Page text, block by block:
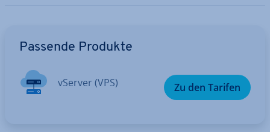
Passende Produkte
vServer (VPS) Zu den Tarifen